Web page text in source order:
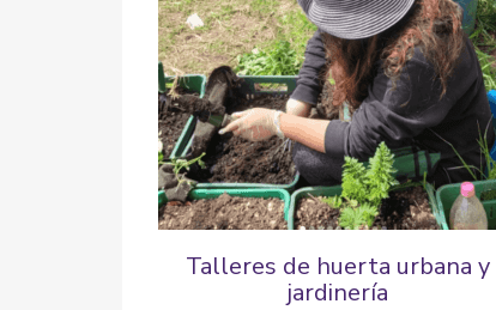
Talleres de huerta urbana y
jardinería